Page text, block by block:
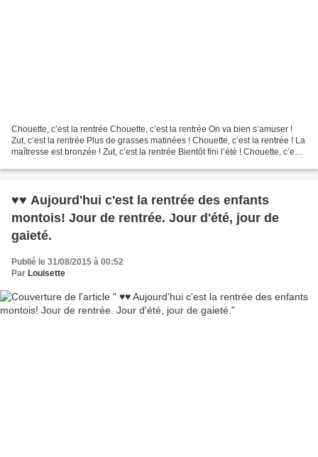
Chouette, c’est la rentrée Chouette, c’est la rentrée On va bien s’amuser !
Zut, c’est la rentrée Plus de grasses matinées ! Chouette, c’est la rentrée ! La
maîtresse est bronzée ! Zut, c’est la rentrée Bientôt fini l’été ! Chouette, c’est
♥♥ Aujourd'hui c'est la rentrée des enfants
montois! Jour de rentrée. Jour d'été, jour de
gaieté.
Publié le 31/08/2015 à 00:52
Par Louisette